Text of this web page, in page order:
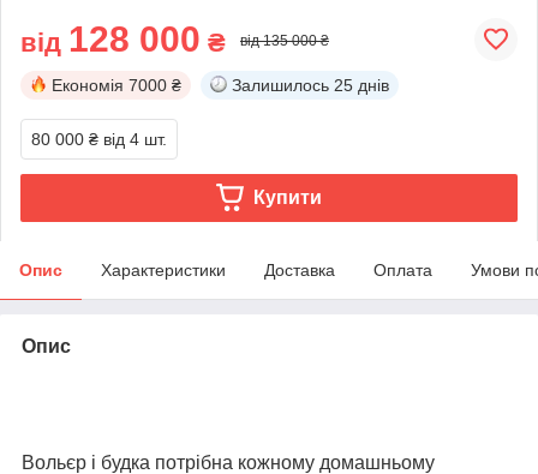
від 128 000 ₴ від 135 000 ₴
Економія 7000 ₴ Залишилось 25 днів
80 000 ₴ від 4 шт.
Купити
Опис Характеристики Доставка Оплата Умови
Опис
Вольєр і будка потрібна кожному домашньому